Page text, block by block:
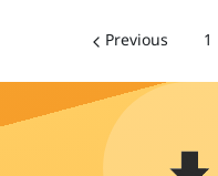
Previous 1